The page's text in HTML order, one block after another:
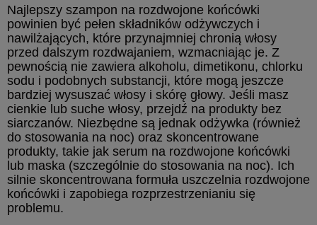
Najlepszy szampon na rozdwojone końcówki
powinien być pełen składników odżywczych i
nawilżających, które przynajmniej chronią włosy
przed dalszym rozdwajaniem, wzmacniając je. Z
pewnością nie zawiera alkoholu, dimetikonu, chlorku
sodu i podobnych substancji, które mogą jeszcze
bardziej wysuszać włosy i skórę głowy. Jeśli masz
cienkie lub suche włosy, przejdź na produkty bez
siarczanów. Niezbędne są jednak odżywka (również
do stosowania na noc) oraz skoncentrowane
produkty, takie jak serum na rozdwojone końcówki
lub maska ​​(szczególnie do stosowania na noc). Ich
silnie skoncentrowana formuła uszczelnia rozdwojone
końcówki i zapobiega rozprzestrzenianiu się
problemu.